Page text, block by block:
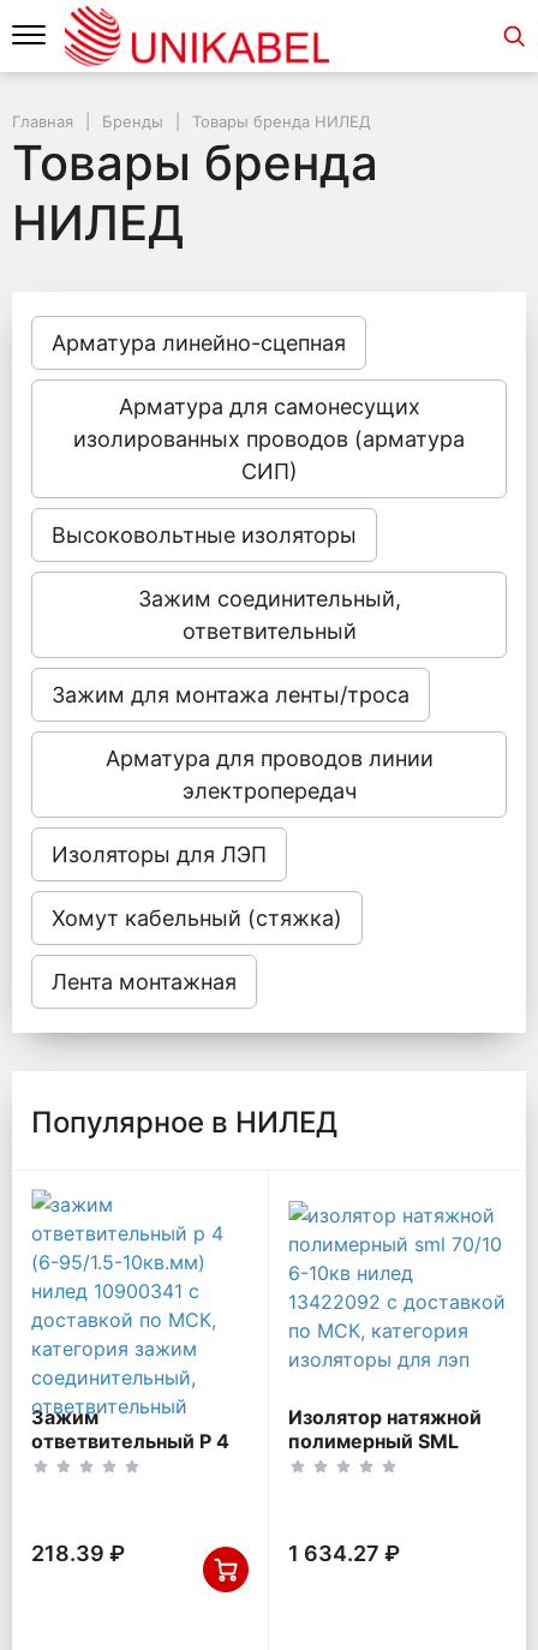
Главная Бренды Товары бренда НИЛЕД
Товары бренда
НИЛЕД
Арматура линейно-сцепная
Арматура для самонесущих
изолированных проводов (арматура
СИП)
Высоковольтные изоляторы
Зажим соединительный,
ответвительный
Зажим для монтажа ленты/троса
Арматура для проводов линии
электропередач
Изоляторы для ЛЭП
Хомут кабельный (стяжка)
Лента монтажная
Популярное в НИЛЕД
Зажим
ответвительный P 4
(6-95/1.5-10кв.мм)
218.39 ₽
Изолятор натяжной
полимерный SML
70/10 6-10кВ НИЛЕД
1 634.27 ₽